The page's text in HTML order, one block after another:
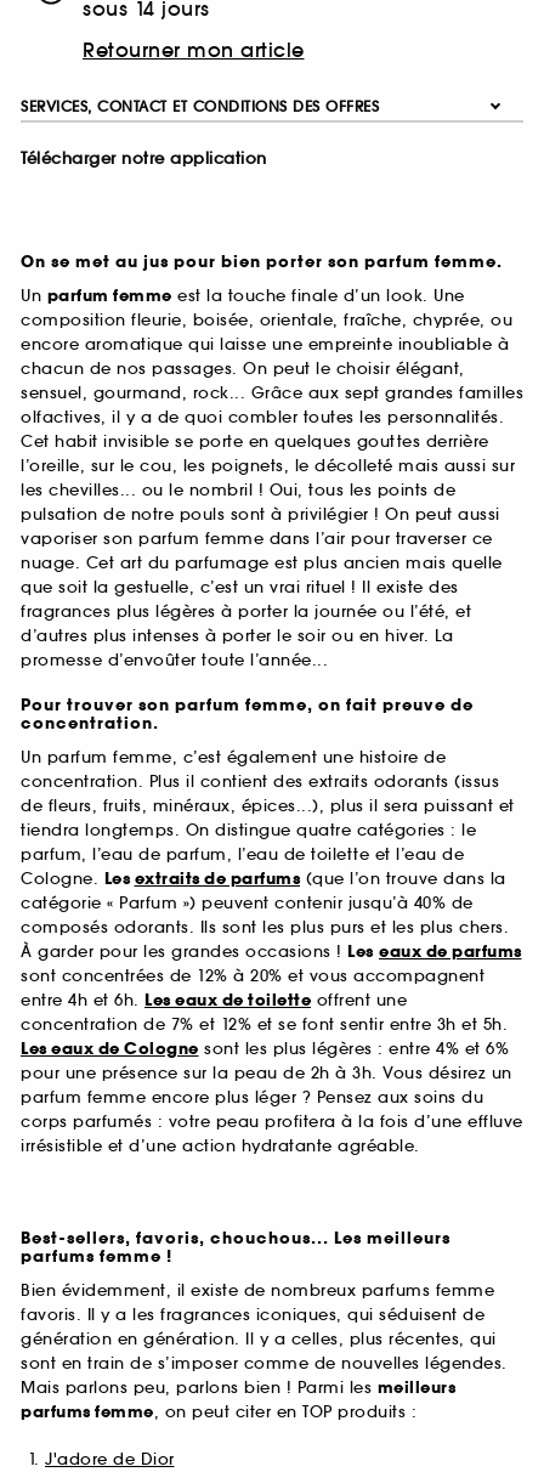
sous 14 jours
Retourner mon article
SERVICES, CONTACT ET CONDITIONS DES OFFRES
Télécharger notre application
On se met au jus pour bien porter son parfum femme.
Un parfum femme est la touche finale d’un look. Une
composition fleurie, boisée, orientale, fraîche, chyprée, ou
encore aromatique qui laisse une empreinte inoubliable à
chacun de nos passages. On peut le choisir élégant,
sensuel, gourmand, rock... Grâce aux sept grandes familles
olfactives, il y a de quoi combler toutes les personnalités.
Cet habit invisible se porte en quelques gouttes derrière
l’oreille, sur le cou, les poignets, le décolleté mais aussi sur
les chevilles... ou le nombril ! Oui, tous les points de
pulsation de notre pouls sont à privilégier ! On peut aussi
vaporiser son parfum femme dans l’air pour traverser ce
nuage. Cet art du parfumage est plus ancien mais quelle
que soit la gestuelle, c’est un vrai rituel ! Il existe des
fragrances plus légères à porter la journée ou l’été, et
d’autres plus intenses à porter le soir ou en hiver. La
promesse d’envoûter toute l’année...
Pour trouver son parfum femme, on fait preuve de
concentration.
Un parfum femme, c’est également une histoire de
concentration. Plus il contient des extraits odorants (issus
de fleurs, fruits, minéraux, épices...), plus il sera puissant et
tiendra longtemps. On distingue quatre catégories : le
parfum, l’eau de parfum, l’eau de toilette et l’eau de
Cologne. Lesextraits de parfums(que l’on trouve dans la
catégorie « Parfum ») peuvent contenir jusqu’à 40% de
composés odorants. Ils sont les plus purs et les plus chers.
À garder pour les grandes occasions ! Les eaux de parfums
sont concentrées de 12% à 20% et vous accompagnent
entre 4h et 6h. Les eaux de toilette offrent une
concentration de 7% et 12% et se font sentir entre 3h et 5h.
Les eaux de Cologne sont les plus légères : entre 4% et 6%
pour une présence sur la peau de 2h à 3h. Vous désirez un
parfum femme encore plus léger ? Pensez aux soins du
corps parfumés : votre peau profitera à la fois d’une effluve
irrésistible et d’une action hydratante agréable.
Best-sellers, favoris, chouchous... Les meilleurs
parfums femme !
Bien évidemment, il existe de nombreux parfums femme
favoris. Il y a les fragrances iconiques, qui séduisent de
génération en génération. Il y a celles, plus récentes, qui
sont en train de s’imposer comme de nouvelles légendes.
Mais parlons peu, parlons bien ! Parmi les meilleurs
parfumsfemme, on peut citer en TOP produits :
J'adore de Dior